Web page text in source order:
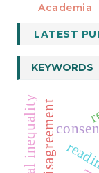
Academia
LATEST
KEYWORDS
social inequality